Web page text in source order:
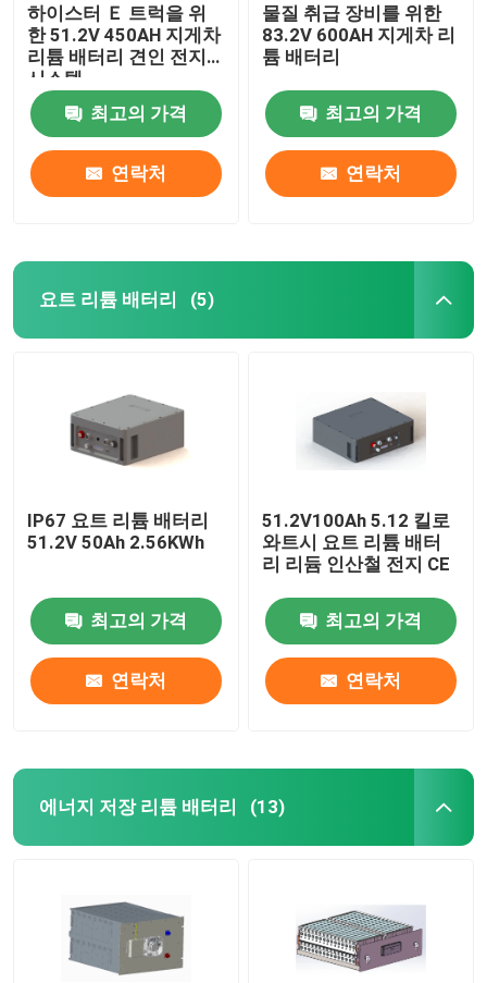
하이스터 Ｅ 트럭을 위
한 51.2V 450AH 지게차
리튬 배터리 견인 전지
시스템
최고의 가격
연락처
물질 취급 장비를 위한
83.2V 600AH 지게차 리
튬 배터리
최고의 가격
연락처
요트 리튬 배터리 (5)
IP67 요트 리튬 배터리
51.2V 50Ah 2.56KWh
최고의 가격
연락처
51.2V100Ah 5.12 킬로
와트시 요트 리튬 배터
리 리듐 인산철 전지 CE
최고의 가격
연락처
에너지 저장 리튬 배터리 (13)